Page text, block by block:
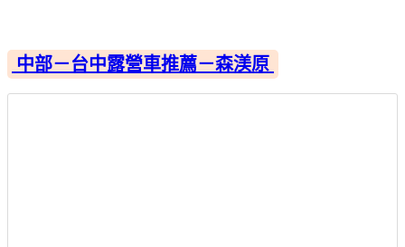
中部－台中露營車推薦－森渼原